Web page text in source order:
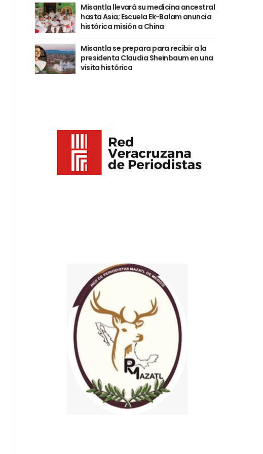
Misantla llevará su medicina ancestral
hasta Asia; Escuela Ek-Balam anuncia
histórica misión a China
Misantla se prepara para recibir a la
presidenta Claudia Sheinbaum en una
visita histórica